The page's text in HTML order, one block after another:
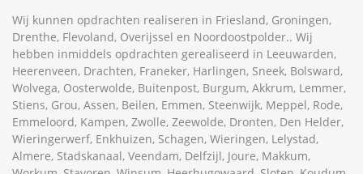
Wij kunnen opdrachten realiseren in Friesland, Groningen,
Drenthe, Flevoland, Overijssel en Noordoostpolder.. Wij
hebben inmiddels opdrachten gerealiseerd in Leeuwarden,
Heerenveen, Drachten, Franeker, Harlingen, Sneek, Bolsward,
Wolvega, Oosterwolde, Buitenpost, Burgum, Akkrum, Lemmer,
Stiens, Grou, Assen, Beilen, Emmen, Steenwijk, Meppel, Rode,
Emmeloord, Kampen, Zwolle, Zeewolde, Dronten, Den Helder,
Wieringerwerf, Enkhuizen, Schagen, Wieringen, Lelystad,
Almere, Stadskanaal, Veendam, Delfzijl, Joure, Makkum,